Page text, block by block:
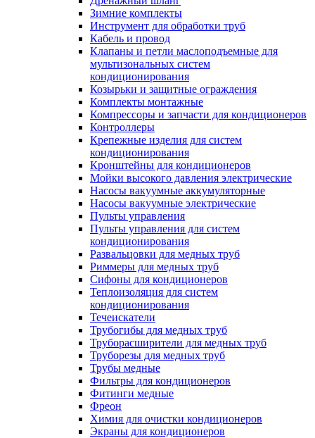
Зимние комплекты
Инструмент для обработки труб
Кабель и провод
Клапаны и петли маслоподъемные для
мультизональных систем
кондиционирования
Козырьки и защитные ограждения
Комплекты монтажные
Компрессоры и запчасти для кондиционеров
Контроллеры
Крепежные изделия для систем
кондиционирования
Кронштейны для кондиционеров
Мойки высокого давления электрические
Насосы вакуумные аккумуляторные
Насосы вакуумные электрические
Пульты управления
Пульты управления для систем
кондиционирования
Развальцовки для медных труб
Риммеры для медных труб
Сифоны для кондиционеров
Теплоизоляция для систем
кондиционирования
Течеискатели
Трубогибы для медных труб
Труборасширители для медных труб
Труборезы для медных труб
Трубы медные
Фильтры для кондиционеров
Фитинги медные
Фреон
Химия для очистки кондиционеров
Экраны для кондиционеров